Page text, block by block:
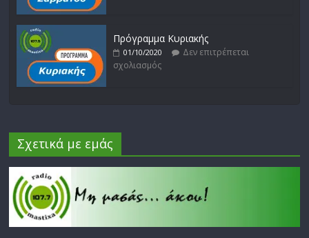
Πρόγραμμα Κυριακής
01/10/2020
Δεν επιτρέπεται
σχολιασμός
Σχετικά με εμάς